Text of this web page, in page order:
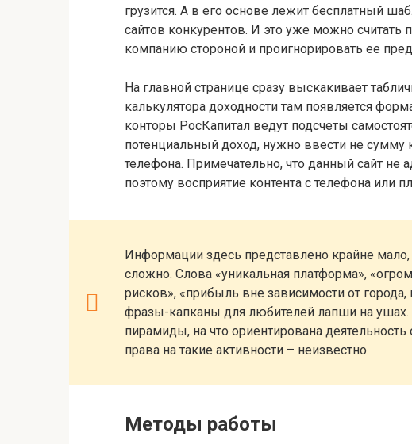
грузится. А в его основе лежит бесплатный
сайтов конкурентов. И это уже можно считать
компанию стороной и проигнорировать ее
На главной странице сразу выскакивает
калькулятора доходности там появляется
конторы РосКапитал ведут подсчеты
потенциальный доход, нужно ввести не
телефона. Примечательно, что данный сайт не
поэтому восприятие контента с телефона или
Информации здесь представлено крайне мало,
сложно. Слова «уникальная платформа»,
рисков», «прибыль вне зависимости от города,
фразы-капканы для любителей лапши на ушах.
пирамиды, на что ориентирована деятельность
права на такие активности – неизвестно.
Методы работы